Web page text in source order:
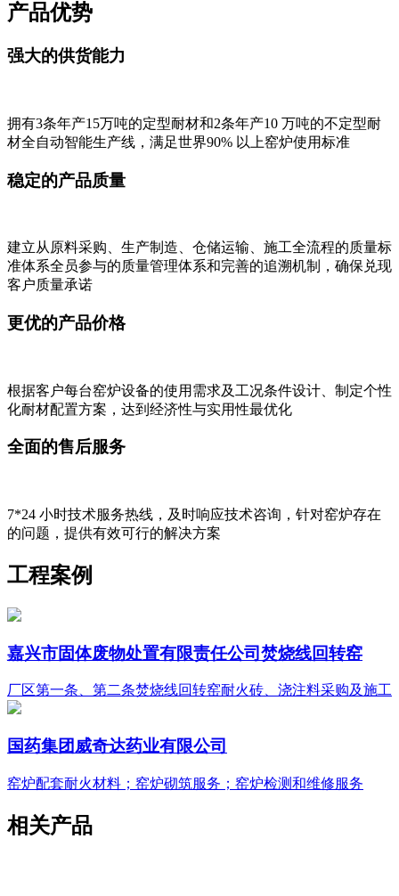
产品优势
强大的供货能力
拥有3条年产15万吨的定型耐材和2条年产10 万吨的不定型耐
材全自动智能生产线，满足世界90% 以上窑炉使用标准
稳定的产品质量
建立从原料采购、生产制造、仓储运输、施工全流程的质量标
准体系全员参与的质量管理体系和完善的追溯机制，确保兑现
客户质量承诺
更优的产品价格
根据客户每台窑炉设备的使用需求及工况条件设计、制定个性
化耐材配置方案，达到经济性与实用性最优化
全面的售后服务
7*24 小时技术服务热线，及时响应技术咨询，针对窑炉存在
的问题，提供有效可行的解决方案
工程案例
嘉兴市固体废物处置有限责任公司焚烧线回转窑
厂区第一条、第二条焚烧线回转窑耐火砖、浇注料采购及施工
国药集团威奇达药业有限公司
窑炉配套耐火材料；窑炉砌筑服务；窑炉检测和维修服务
相关产品